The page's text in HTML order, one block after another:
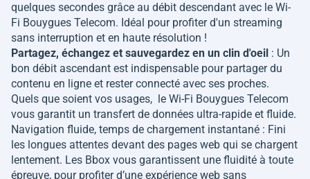
quelques secondes grâce au débit descendant avec le Wi-
Fi Bouygues Telecom. Idéal pour profiter d'un streaming
sans interruption et en haute résolution !
Partagez, échangez et sauvegardez en un clin d'oeil : Un
bon débit ascendant est indispensable pour partager du
contenu en ligne et rester connecté avec ses proches.
Quels que soient vos usages, le Wi-Fi Bouygues Telecom
vous garantit un transfert de données ultra-rapide et fluide.
Navigation fluide, temps de chargement instantané : Fini
les longues attentes devant des pages web qui se chargent
lentement. Les Bbox vous garantissent une fluidité à toute
épreuve, pour profiter d’une expérience web sans